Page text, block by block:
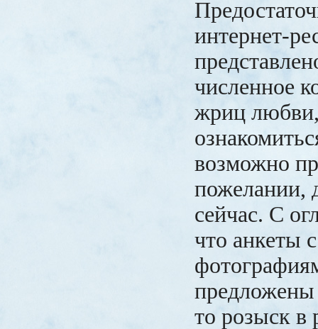
интернет-
численное
жриц
возможно
пожелании,
сейчас. С
что анкеты
предложены
то розыск в